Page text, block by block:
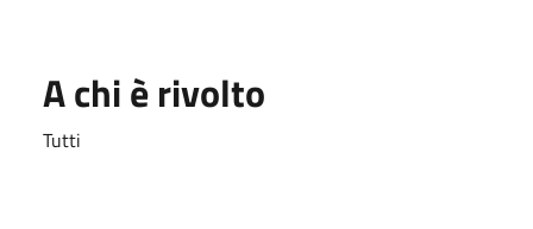
A chi è rivolto
Tutti